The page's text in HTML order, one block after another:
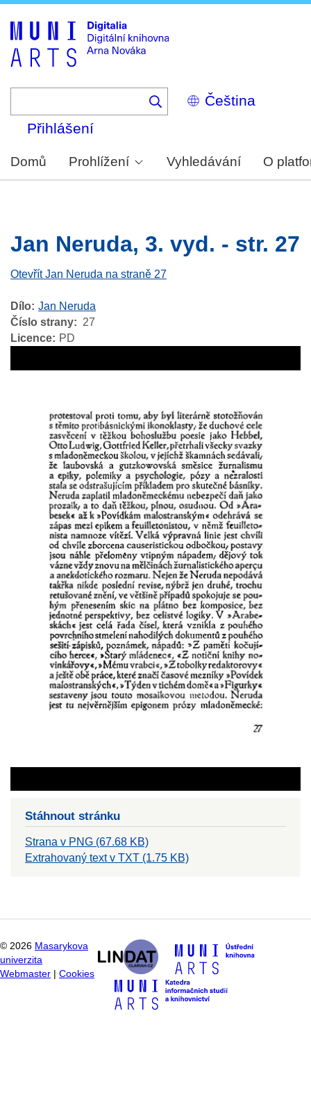
Select
your
Přihlášení
Domů Prohlížení Vyhledávání O
Jan Neruda, 3. vyd. - str. 27
Otevřít Jan Neruda na straně 27
Dílo Jan Neruda
Číslo strany
27
Licence
PD
Stáhnout stránku
Strana v PNG (67.68 KB)
Extrahovaný text v TXT (1.75 KB)
© 2026 Masarykova
univerzita
Webmaster
Cookies